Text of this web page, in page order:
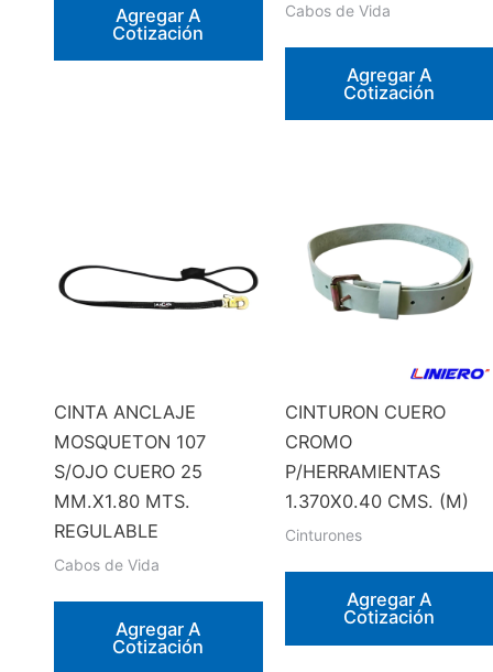
Agregar A
Cotización
Cabos de Vida
Agregar A
Cotización
CINTA ANCLAJE
MOSQUETON 107
S/OJO CUERO 25
MM.X1.80 MTS.
REGULABLE
Cabos de Vida
Agregar A
Cotización
CINTURON CUERO
CROMO
P/HERRAMIENTAS
1.370X0.40 CMS. (M)
Cinturones
Agregar A
Cotización